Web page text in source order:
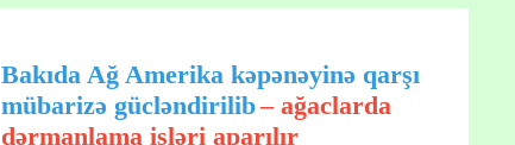
Bakıda Ağ Amerika kəpənəyinə qarşı
mübarizə gücləndirilib– ağaclarda
dərmanlama işləri aparılır